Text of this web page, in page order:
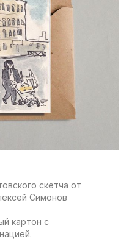
скетча от
Симонов
картон с